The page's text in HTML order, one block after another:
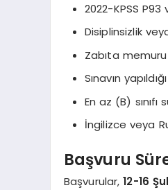
2022-KPSS
Disiplinsizlik
Zabıta
Sınavın
En az (B)
İngilizce veya
Başvuru
Başvurular,12-16